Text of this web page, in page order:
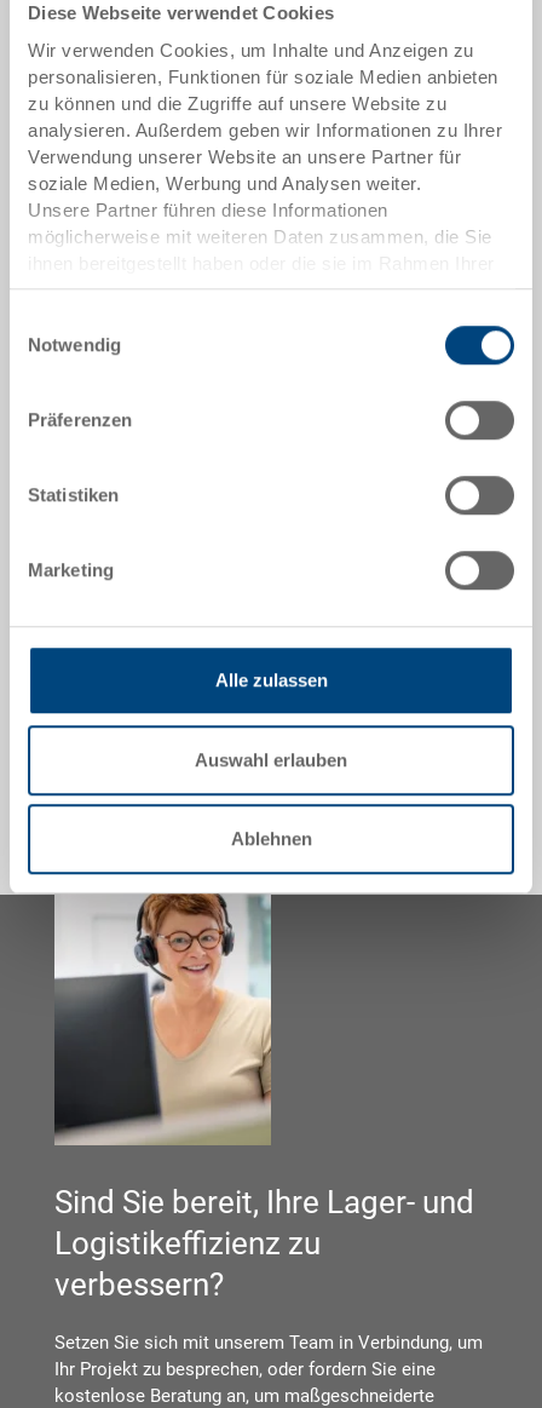
Diese Webseite verwendet Cookies
Wir verwenden Cookies, um Inhalte und Anzeigen zu
personalisieren, Funktionen für soziale Medien anbieten
zu können und die Zugriffe auf unsere Website zu
analysieren. Außerdem geben wir Informationen zu Ihrer
Verwendung unserer Website an unsere Partner für
soziale Medien, Werbung und Analysen weiter.
Unsere Partner führen diese Informationen
möglicherweise mit weiteren Daten zusammen, die Sie
Nutzung der Dienste gesammelt haben.
Notwendig
Präferenzen
Statistiken
Marketing
Alle zulassen
Auswahl erlauben
Ablehnen
Transportroller 800x600
800 x 600 x 200 mm
Bestell Nr.
ab 1 Stück
Sofort lieferbar
Preis
Sind Sie bereit, Ihre Lager- und
Logistikeffizienz zu
verbessern?
Setzen Sie sich mit unserem Team in Verbindung, um
Ihr Projekt zu besprechen, oder fordern Sie eine
kostenlose Beratung an, um maßgeschneiderte